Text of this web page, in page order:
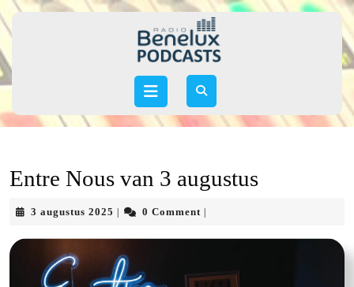
Skip
to
Open
Entre Nous van 3 augustus
3 augustus 2025 3
2025
0 Comment